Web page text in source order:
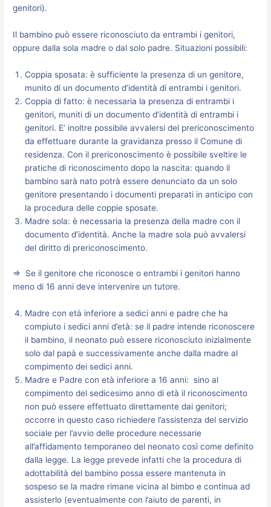
genitori).
Il bambino può essere riconosciuto da entrambi i genitori,
oppure dalla sola madre o dal solo padre. Situazioni possibili:
Coppia sposata: è sufficiente la presenza di un genitore,
munito di un documento d’identità di entrambi i genitori.
Coppia di fatto: è necessaria la presenza di entrambi i
genitori, muniti di un documento d’identità di entrambi i
genitori. E’ inoltre possibile avvalersi del prericonoscimento
da effettuare durante la gravidanza presso il Comune di
residenza. Con il prericonoscimento è possibile sveltire le
pratiche di riconoscimento dopo la nascita: quando il
bambino sarà nato potrà essere denunciato da un solo
genitore presentando i documenti preparati in anticipo con
la procedura delle coppie sposate.
Madre sola: è necessaria la presenza della madre con il
documento d’identità. Anche la madre sola può avvalersi
del diritto di prericonoscimento.
⇒ Se il genitore che riconosce o entrambi i genitori hanno
meno di 16 anni deve intervenire un tutore.
Madre con età inferiore a sedici anni e padre che ha
compiuto i sedici anni d’età: se il padre intende riconoscere
il bambino, il neonato può essere riconosciuto inizialmente
solo dal papà e successivamente anche dalla madre al
compimento dei sedici anni.
Madre e Padre con età inferiore a 16 anni: sino al
compimento del sedicesimo anno di età il riconoscimento
non può essere effettuato direttamente dai genitori;
occorre in questo caso richiedere l’assistenza del servizio
sociale per l’avvio delle procedure necessarie
all’affidamento temporaneo del neonato così come definito
dalla legge. La legge prevede infatti che la procedura di
adottabilità del bambino possa essere mantenuta in
sospeso se la madre rimane vicina al bimbo e continua ad
assisterlo (eventualmente con l’aiuto de parenti, in